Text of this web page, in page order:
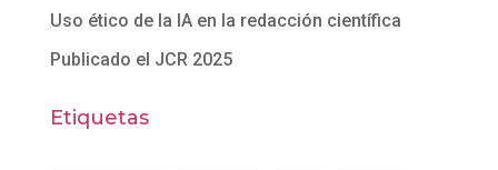
Uso ético de la IA en la redacción científica
Publicado el JCR 2025
Etiquetas